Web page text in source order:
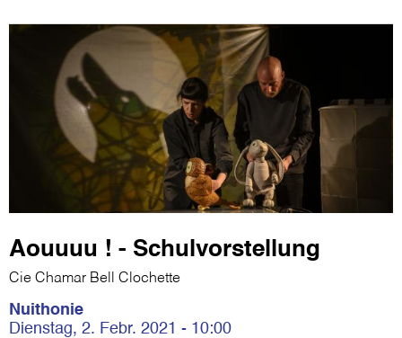
Aouuuu ! - Schulvorstellung
Cie Chamar Bell Clochette
Nuithonie
Dienstag, 2. Febr. 2021 - 10:00